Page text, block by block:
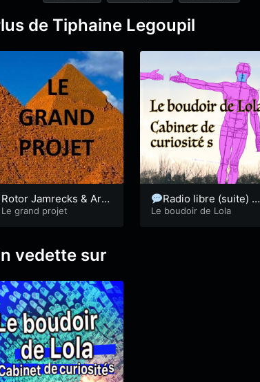
de Tiphaine Legoupil
Rotor Jamrecks & Arn
aud Goualou
Le grand projet
Radio libre (suite) et
poésie -Lola51
Le boudoir de Lola
vedette sur